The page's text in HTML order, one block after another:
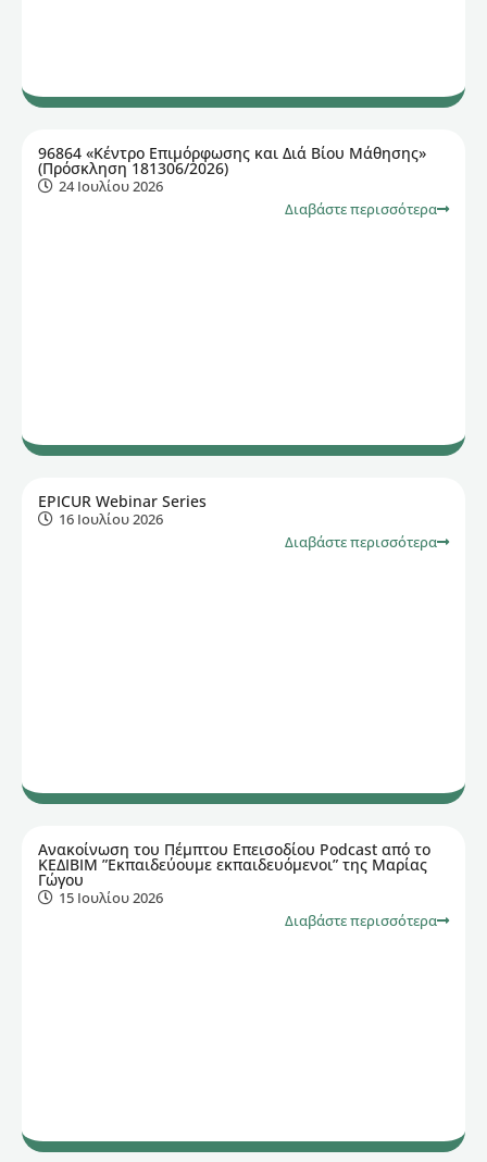
96864 «Κέντρο Επιμόρφωσης και Διά Βίου Μάθησης»
(Πρόσκληση 181306/2026)
24 Ιουλίου 2026
Διαβάστε περισσότερα
EPICUR Webinar Series
16 Ιουλίου 2026
Διαβάστε περισσότερα
Ανακοίνωση του Πέμπτου Επεισοδίου Podcast από το
ΚΕΔΙΒΙΜ ”Εκπαιδεύουμε εκπαιδευόμενοι” της Μαρίας
Γώγου
15 Ιουλίου 2026
Διαβάστε περισσότερα